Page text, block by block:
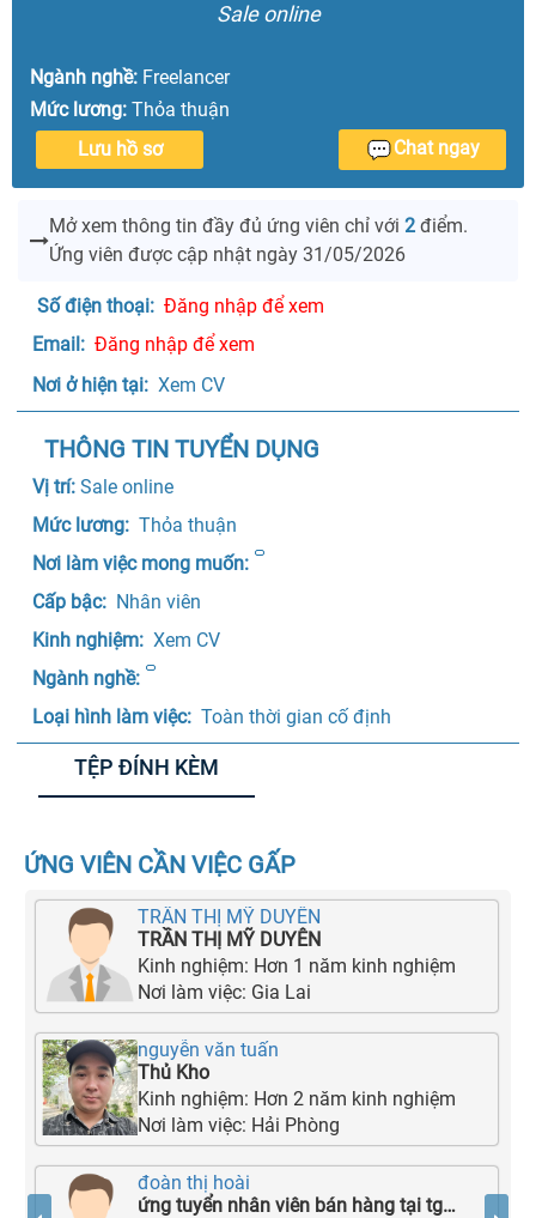
Sale online
Ngành nghề: Freelancer
Mức lương: Thỏa thuận
Lưu hồ sơ
Chat ngay
Mở xem thông tin đầy đủ ứng viên chỉ với 2 điểm.
Ứng viên được cập nhật ngày 31/05/2026
Số điện thoại: Đăng nhập để xem
Email: Đăng nhập để xem
Nơi ở hiện tại: Xem CV
THÔNG TIN TUYỂN DỤNG
Vị trí: Sale online
Mức lương: Thỏa thuận
Nơi làm việc mong muốn:
Cấp bậc: Nhân viên
Kinh nghiệm: Xem CV
Ngành nghề:
Loại hình làm việc: Toàn thời gian cố định
TỆP ĐÍNH KÈM
ỨNG VIÊN CẦN VIỆC GẤP
TRẦN THỊ MỸ DUYÊN
TRẦN THỊ MỸ DUYÊN
Kinh nghiệm: Hơn 1 năm kinh nghiệm
Nơi làm việc: Gia Lai
nguyễn văn tuấn
Thủ Kho
Kinh nghiệm: Hơn 2 năm kinh nghiệm
Nơi làm việc: Hải Phòng
đoàn thị hoài
ứng tuyển nhân viên bán hàng tại tgdđ 127 trần hưng đạo